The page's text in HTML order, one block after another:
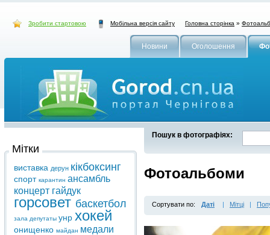
Зробити стартовою Мобільна версія сайту Головна сторінка »
Новини Оголошення
Пошук в фотографіях:
Фотоальбоми
Сортувати по: Даті | Мітці |
Мітки
виставка дерун кікбоксинг
спорт карантин ансамбль
концерт гайдук
горсовет баскетбол
зала депутаты унр хокей
онищенко майдан медали